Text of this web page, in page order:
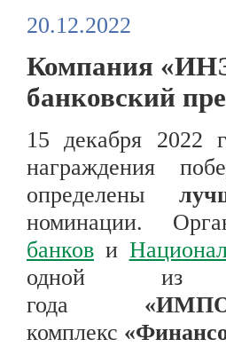
20.12.2022
Компания
банковский
15 декабря 2022
награждения
определены
номинации.
банков и
одной из
года
комплекс